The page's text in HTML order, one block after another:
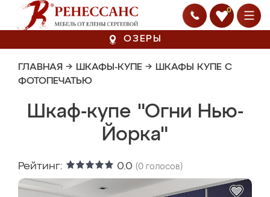
0
ОЗЕРЫ
ГЛАВНАЯ → ШКАФЫ-КУПЕ → ШКАФЫ КУПЕ С
ФОТОПЕЧАТЬЮ
Шкаф-купе "Огни Нью-
Йорка"
Рейтинг: 0.0 (0 голосов)